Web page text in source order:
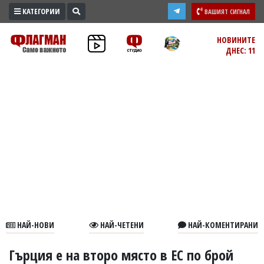
ПРОМО
ЗОНА
В
КАТЕГОРИИ ВАШИЯТ СИГНАЛ
НОВИНИТЕ
ДНЕС: 11
НАЙ-НОВИ НАЙ-ЧЕТЕНИ НАЙ-КОМЕНТИРАНИ
Гърция е на второ място в ЕС по брой